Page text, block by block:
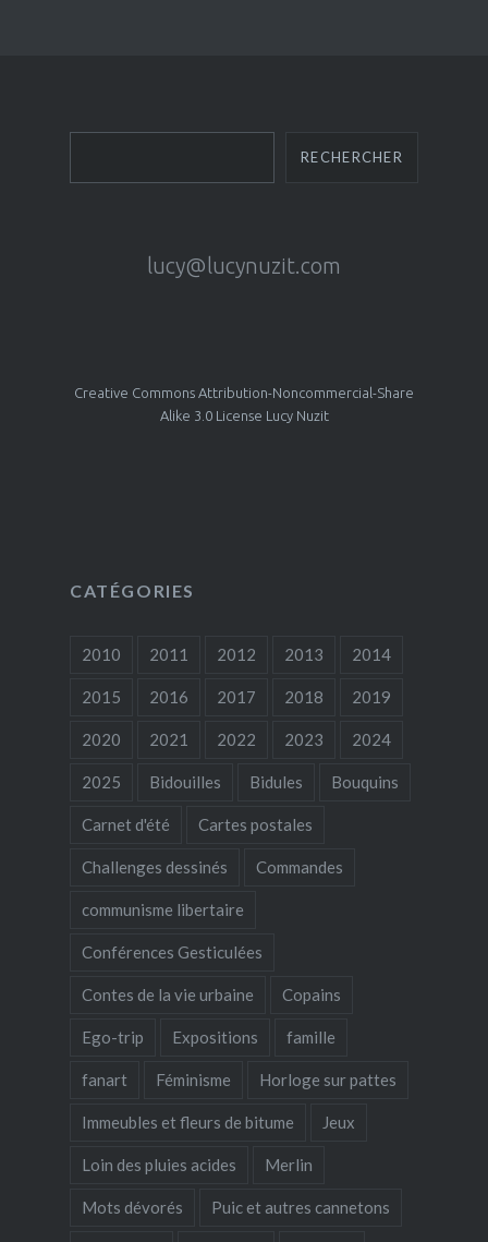
RECHERCHER
lucy@lucynuzit.com
Creative Commons Attribution-Noncommercial-Share
Alike 3.0 License Lucy Nuzit
CATÉGORIES
2010 2011 2012 2013 2014
2015 2016 2017 2018 2019
2020 2021 2022 2023 2024
2025 Bidouilles Bidules Bouquins
Carnet d'été Cartes postales
Challenges dessinés Commandes
communisme libertaire
Conférences Gesticulées
Contes de la vie urbaine Copains
Ego-trip Expositions famille
fanart Féminisme Horloge sur pattes
Immeubles et fleurs de bitume Jeux
Loin des pluies acides Merlin
Mots dévorés Puic et autres cannetons